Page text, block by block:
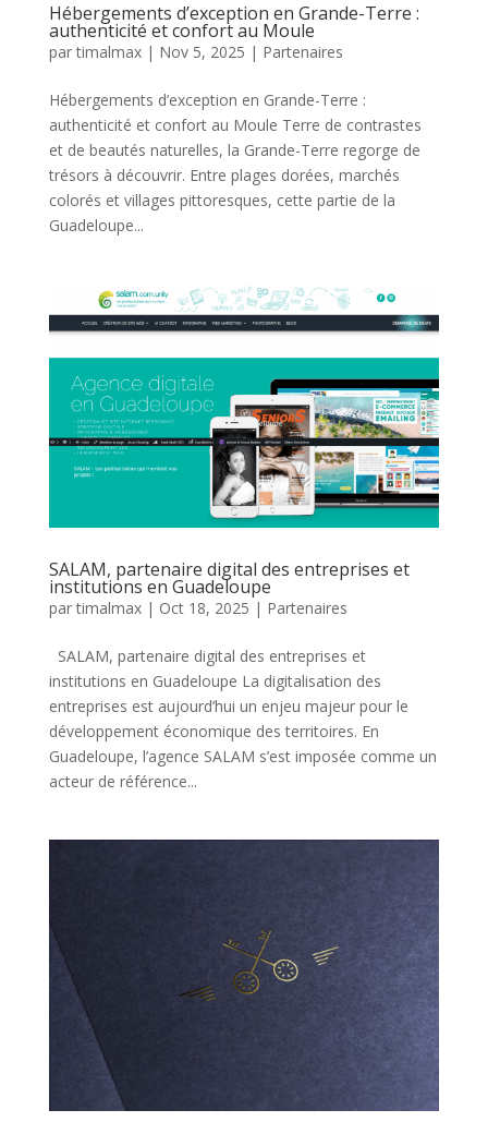
Hébergements d’exception en Grande-Terre :
authenticité et confort au Moule
partimalmax| Nov 5, 2025 | Partenaires
Hébergements d’exception en Grande-Terre :
authenticité et confort au Moule Terre de contrastes
et de beautés naturelles, la Grande-Terre regorge de
trésors à découvrir. Entre plages dorées, marchés
colorés et villages pittoresques, cette partie de la
Guadeloupe...
SALAM, partenaire digital des entreprises et
institutions en Guadeloupe
partimalmax| Oct 18, 2025 | Partenaires
SALAM, partenaire digital des entreprises et
institutions en Guadeloupe La digitalisation des
entreprises est aujourd’hui un enjeu majeur pour le
développement économique des territoires. En
Guadeloupe, l’agence SALAM s’est imposée comme un
acteur de référence...